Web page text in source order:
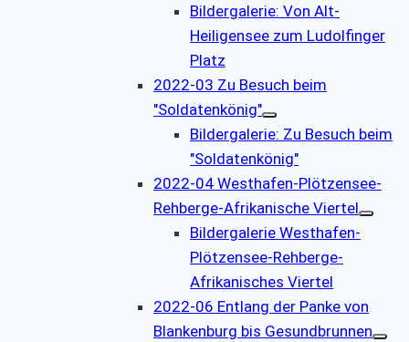
Bildergalerie: Von Alt-
Heiligensee zum Ludolfinger
Platz
2022-03 Zu Besuch beim
"Soldatenkönig"
Bildergalerie: Zu Besuch beim
"Soldatenkönig"
2022-04 Westhafen-Plötzensee-
Rehberge-Afrikanische Viertel
Bildergalerie Westhafen-
Plötzensee-Rehberge-
Afrikanisches Viertel
2022-06 Entlang der Panke von
Blankenburg bis Gesundbrunnen